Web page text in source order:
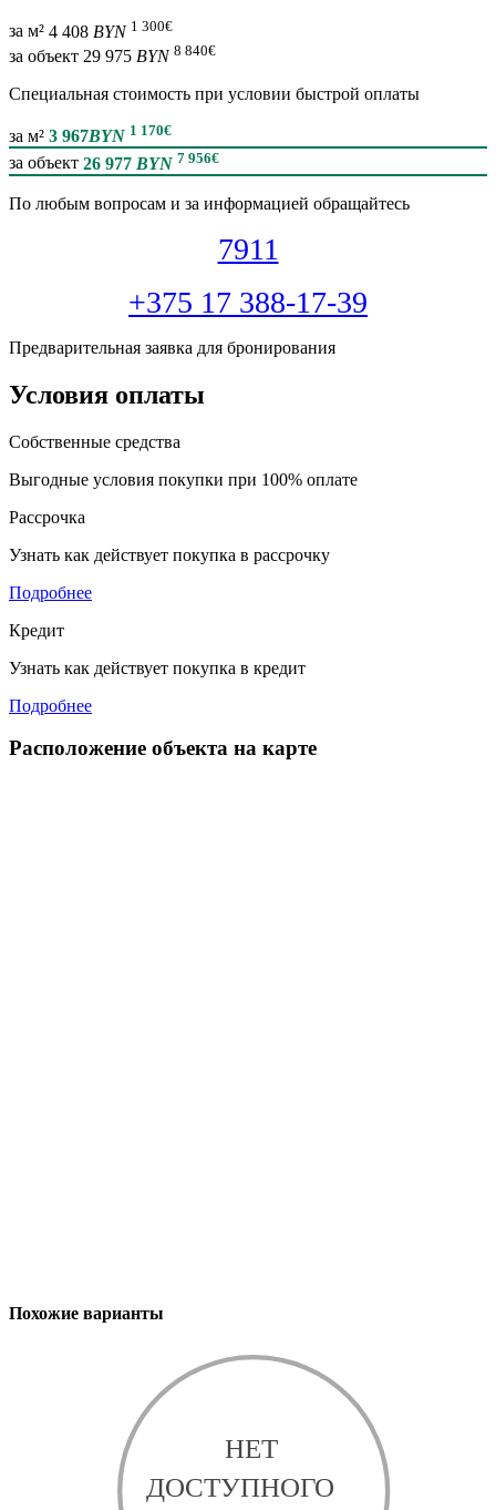
за м² 4 408 BYN 1 300€
за объект 29 975 BYN 8 840€
Специальная cтоимость при условии быстрой оплаты
за м² 3 967BYN 1 170€
за объект 26 977 BYN 7 956€
По любым вопросам и за информацией обращайтесь
7911
+375 17 388-17-39
Предварительная заявка для бронирования
Условия оплаты
Собственные средства
Выгодные условия покупки при 100% оплате
Рассрочка
Узнать как действует покупка в рассрочку
Подробнее
Кредит
Узнать как действует покупка в кредит
Подробнее
Расположение объекта на карте
Похожие варианты